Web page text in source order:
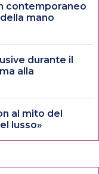
contemporaneo
mano
durante il
alla
al mito del
lusso»